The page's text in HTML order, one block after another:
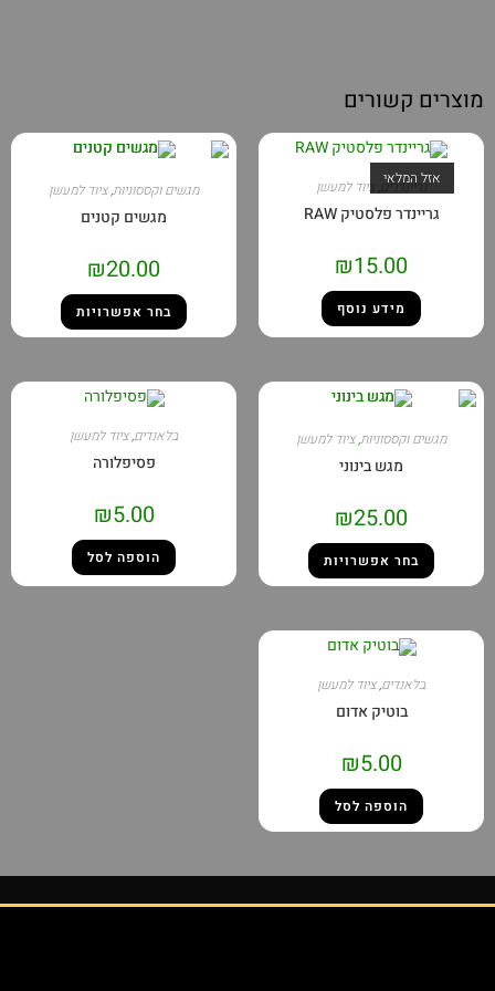
קשורים
אזל המלאי
גריינדרים,ציוד למעשן
גריינדר פלסטיק RAW
₪15.00
מידע נוסף
מגשים וקססוניות,ציוד למעשן
מגשים קטנים
₪20.00
בחר אפשרויות
מגשים וקססוניות,ציוד למעשן
מגש בינוני
₪25.00
בחר אפשרויות
בלאנדים,ציוד למעשן
פסיפלורה
₪5.00
הוספה לסל
בלאנדים,ציוד למעשן
בוטיק אדום
₪5.00
הוספה לסל